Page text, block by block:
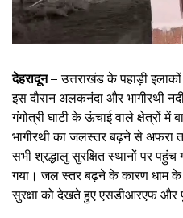
देहरादून –उत्तराखंड के पहाड़ी
इस दौरान अलकनंदा और भागीरथी
गंगोत्री घाटी के ऊंचाई वाले क्षेत्रों में
भागीरथी का जलस्तर बढ़ने से अफरा
सभी श्रद्धालु सुरक्षित स्थानों पर
गया। जल स्तर बढ़ने के कारण धाम के
सुरक्षा को देखते हुए एसडीआरएफ और